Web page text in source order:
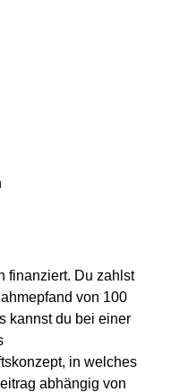
finanziert. Du zahlst
von 100
kannst du bei einer
in welches
abhängig von